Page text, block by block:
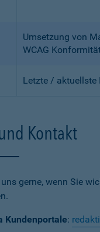
Umsetzung von
WCAG
Letzte / aktuellste
Kontakt
gerne, wenn Sie
Kundenportale: